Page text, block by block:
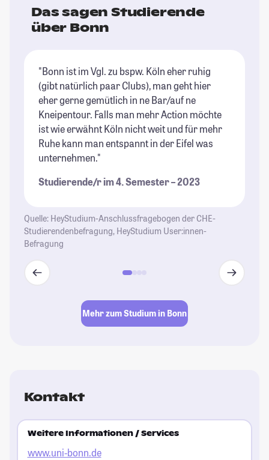
Das sagen Studierende
über Bonn
"Bonn ist im Vgl. zu bspw. Köln eher ruhig
(gibt natürlich paar Clubs), man geht hier
eher gerne gemütlich in ne Bar/auf ne
Kneipentour. Falls man mehr Action möchte
ist wie erwähnt Köln nicht weit und für mehr
Ruhe kann man entspannt in der Eifel was
unternehmen."
Studierende/r im 4. Semester – 2023
Quelle: HeyStudium-Anschlussfragebogen der CHE-
Studierendenbefragung, HeyStudium User:innen-
Befragung
Mehr zum Studium in Bonn
Kontakt
Weitere Informationen / Services
www.uni-bonn.de